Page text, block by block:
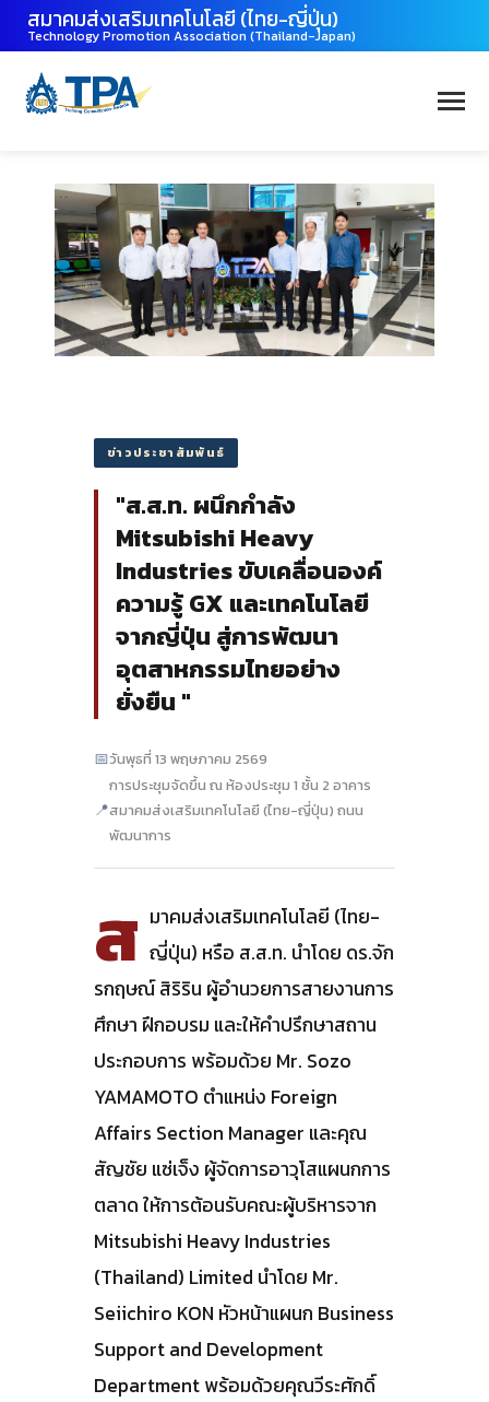
สมาคมส่งเสริมเทคโนโลยี (ไทย-ญี่ปุ่น)
Technology Promotion Association (Thailand-Japan)
ข่าวประชาสัมพันธ์
"ส.ส.ท. ผนึกกำลัง
Mitsubishi Heavy
Industries ขับเคลื่อนองค์
ความรู้ GX และเทคโนโลยี
จากญี่ปุ่น สู่การพัฒนา
อุตสาหกรรมไทยอย่าง
ยั่งยืน "
📅วันพุธที่ 13 พฤษภาคม 2569
📍
การประชุมจัดขึ้น ณ ห้องประชุม 1 ชั้น 2 อาคาร
สมาคมส่งเสริมเทคโนโลยี (ไทย-ญี่ปุ่น) ถนน
พัฒนาการ
ส มาคมส่งเสริมเทคโนโลยี (ไทย-
ญี่ปุ่น) หรือ ส.ส.ท. นำโดย ดร.จัก
รกฤษณ์ สิริริน ผู้อำนวยการสายงานการ
ศึกษา ฝึกอบรม และให้คำปรึกษาสถาน
ประกอบการ พร้อมด้วย Mr. Sozo
YAMAMOTO ตำแหน่ง Foreign
Affairs Section Manager และคุณ
สัญชัย แซ่เจ็ง ผู้จัดการอาวุโสแผนกการ
ตลาด ให้การต้อนรับคณะผู้บริหารจาก
Mitsubishi Heavy Industries
(Thailand) Limited นำโดย Mr.
Seiichiro KON หัวหน้าแผนก Business
Support and Development
Department พร้อมด้วยคุณวีระศักดิ์